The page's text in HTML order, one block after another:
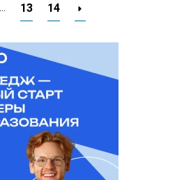
... 13 14